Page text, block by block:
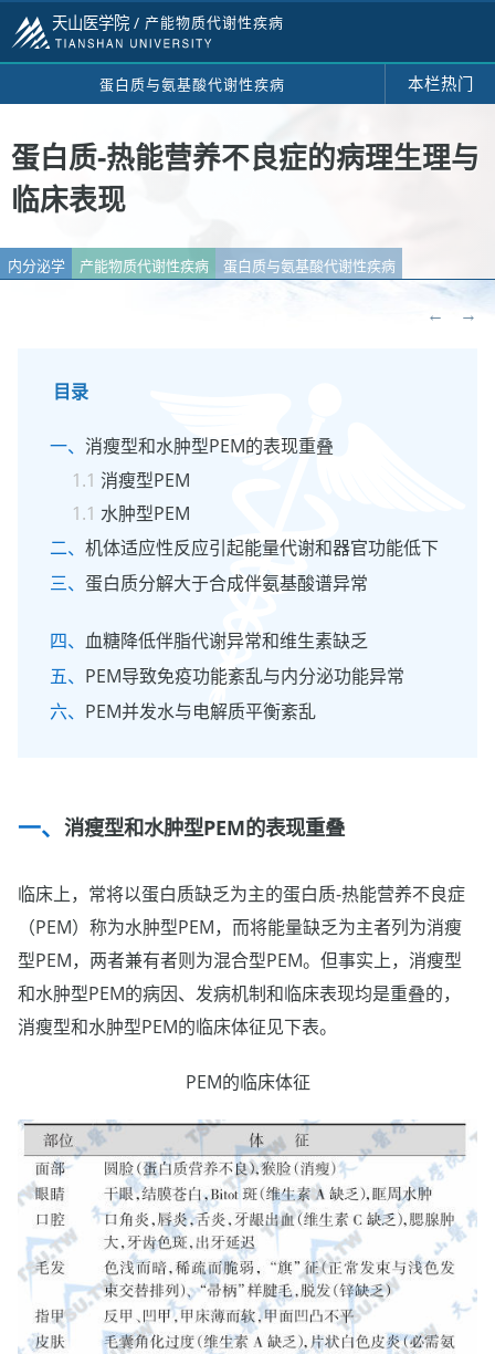
天山医学院 / 产能物质代谢性疾病
蛋白质与氨基酸代谢性疾病 本栏热门
蛋白质-热能营养不良症的病理生理与
临床表现
内分泌学 产能物质代谢性疾病 蛋白质与氨基酸代谢性疾病
← →
目录
消瘦型和水肿型PEM的表现重叠
消瘦型PEM
水肿型PEM
机体适应性反应引起能量代谢和器官功能低下
蛋白质分解大于合成伴氨基酸谱异常
血糖降低伴脂代谢异常和维生素缺乏
PEM导致免疫功能紊乱与内分泌功能异常
PEM并发水与电解质平衡紊乱
消瘦型和水肿型PEM的表现重叠
临床上，常将以蛋白质缺乏为主的蛋白质-热能营养不良症
（PEM）称为水肿型PEM，而将能量缺乏为主者列为消瘦
型PEM，两者兼有者则为混合型PEM。但事实上，消瘦型
和水肿型PEM的病因、发病机制和临床表现均是重叠的，
消瘦型和水肿型PEM的临床体征见下表。
PEM的临床体征